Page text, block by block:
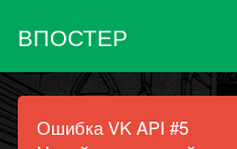
ВПОСТЕР
Ошибка VK API #5